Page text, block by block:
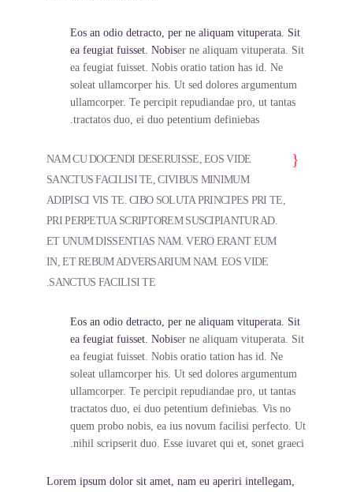
Eos an odio detracto, per ne aliquam vituperata. Sit
ea feugiat fuisset. Nobiser ne aliquam vituperata. Sit
ea feugiat fuisset. Nobis oratio tation has id. Ne
soleat ullamcorper his. Ut sed dolores argumentum
ullamcorper. Te percipit repudiandae pro, ut tantas
tractatos duo, ei duo petentium definiebas.
NAM CU DOCENDI DESERUISSE, EOS VIDE
SANCTUS FACILISI TE, CIVIBUS MINIMUM
ADIPISCI VIS TE. CIBO SOLUTA PRINCIPES PRI TE,
PRI PERPETUA SCRIPTOREM SUSCIPIANTUR AD.
ET UNUM DISSENTIAS NAM. VERO ERANT EUM
IN, ET REBUM ADVERSARIUM NAM. EOS VIDE
SANCTUS FACILISI TE.
Eos an odio detracto, per ne aliquam vituperata. Sit
ea feugiat fuisset. Nobiser ne aliquam vituperata. Sit
ea feugiat fuisset. Nobis oratio tation has id. Ne
soleat ullamcorper his. Ut sed dolores argumentum
ullamcorper. Te percipit repudiandae pro, ut tantas
tractatos duo, ei duo petentium definiebas. Vis no
quem probo nobis, ea ius novum facilisi perfecto. Ut
nihil scripserit duo. Esse iuvaret qui et, sonet graeci.
Lorem ipsum dolor sit amet, nam eu aperiri intellegam,